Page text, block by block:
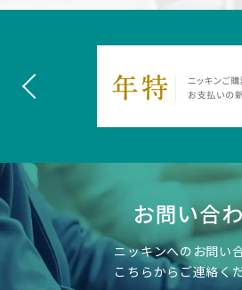
お問い合
ニッキンへのお問い
こちらからご連絡く